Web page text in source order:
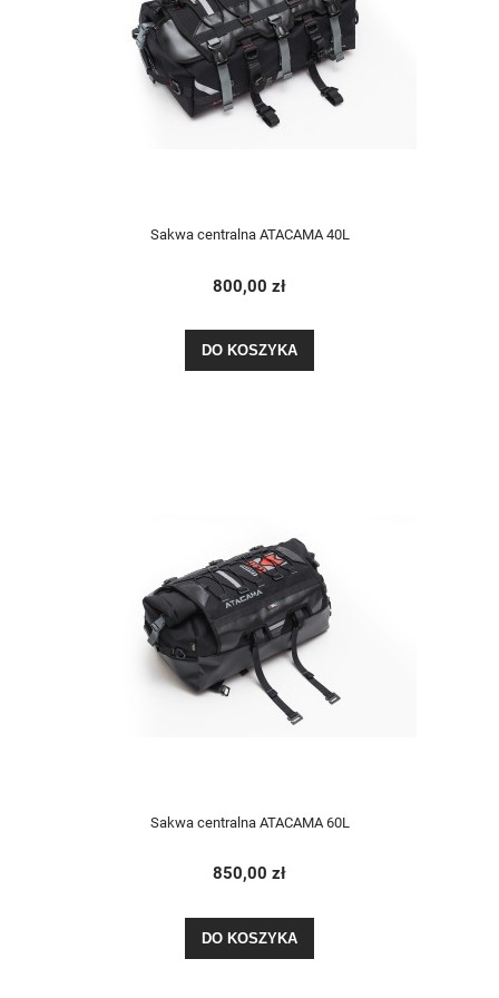
Sakwa centralna ATACAMA 40L
800,00 zł
DO KOSZYKA
Sakwa centralna ATACAMA 60L
850,00 zł
DO KOSZYKA